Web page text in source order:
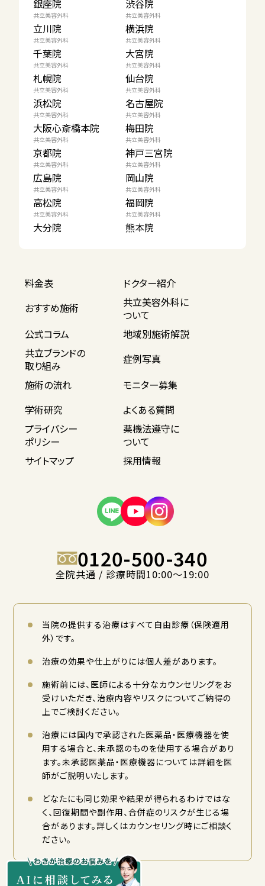
銀座院 渋谷院
共立美容外科
立川院
共立美容外科
横浜院
共立美容外科
千葉院
共立美容外科
大宮院
共立美容外科
札幌院
共立美容外科
仙台院
共立美容外科
浜松院
共立美容外科
名古屋院
共立美容外科
大阪心斎橋本院
共立美容外科
梅田院
共立美容外科
京都院
共立美容外科
神戸三宮院
共立美容外科
広島院
共立美容外科
岡山院
共立美容外科
高松院
共立美容外科
福岡院
共立美容外科
大分院
共立美容外科
熊本院
料金表
ドクター紹介
おすすめ施術
共立美容外科に
ついて
公式コラム
地域別施術解説
共立ブランドの
取り組み
症例写真
施術の流れ
モニター募集
学術研究
よくある質問
プライバシー
ポリシー
薬機法遵守に
ついて
サイトマップ
採用情報
0120-500-340
全院共通 / 診療時間10:00〜19:00
当院の提供する治療はすべて自由診療（保険適用
外）です。
治療の効果や仕上がりには個人差があります。
施術前には、医師による十分なカウンセリングをお
受けいただき、治療内容やリスクについてご納得の
上でご検討ください。
治療には国内で承認された医薬品・医療機器を使
用する場合と、未承認のものを使用する場合があり
ます。未承認医薬品・医療機器については詳細を医
師がご説明いたします。
どなたにも同じ効果や結果が得られるわけではな
く、回復期間や副作用、合併症のリスクが生じる場
合があります。詳しくはカウンセリング時にご相談く
ださい。